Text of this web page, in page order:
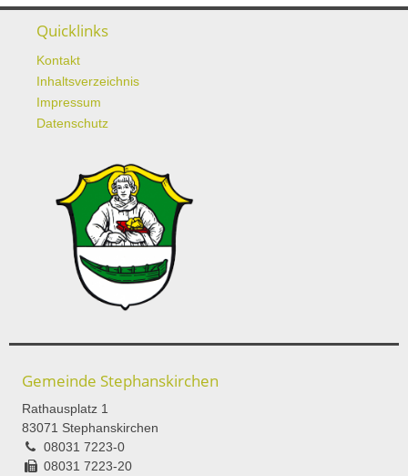
Quicklinks
Kontakt
Inhaltsverzeichnis
Impressum
Datenschutz
Gemeinde Stephanskirchen
Rathausplatz 1
83071 Stephanskirchen
08031 7223-0
08031 7223-20